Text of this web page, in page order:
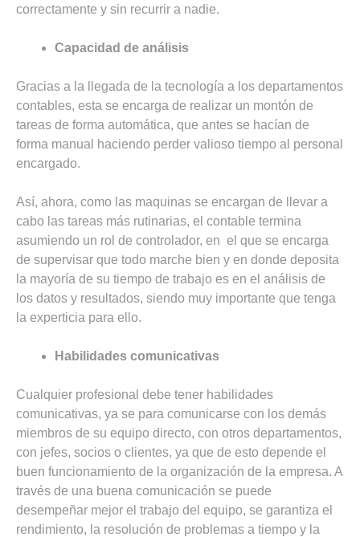
correctamente y sin recurrir a nadie.
Capacidad de análisis
Gracias a la llegada de la tecnología a los departamentos
contables, esta se encarga de realizar un montón de
tareas de forma automática, que antes se hacían de
forma manual haciendo perder valioso tiempo al personal
encargado.
Así, ahora, como las maquinas se encargan de llevar a
cabo las tareas más rutinarias, el contable termina
asumiendo un rol de controlador, en el que se encarga
de supervisar que todo marche bien y en donde deposita
la mayoría de su tiempo de trabajo es en el análisis de
los datos y resultados, siendo muy importante que tenga
la experticia para ello.
Habilidades comunicativas
Cualquier profesional debe tener habilidades
comunicativas, ya se para comunicarse con los demás
miembros de su equipo directo, con otros departamentos,
con jefes, socios o clientes, ya que de esto depende el
buen funcionamiento de la organización de la empresa. A
través de una buena comunicación se puede
desempeñar mejor el trabajo del equipo, se garantiza el
rendimiento, la resolución de problemas a tiempo y la